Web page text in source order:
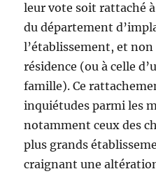
leur vote soit rattaché
du département
l’établissement, et
résidence (ou à celle
famille). Ce
inquiétudes parmi les
notamment ceux des
plus grands
craignant une